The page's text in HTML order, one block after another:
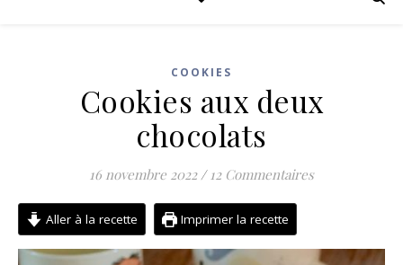
COOKIES
Cookies aux deux
chocolats
16 novembre 2022 / 12 Commentaires
Aller à la recette Imprimer la recette